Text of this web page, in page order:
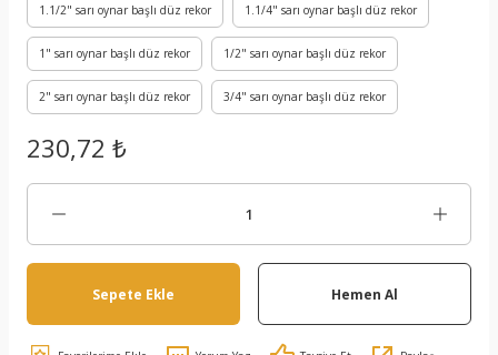
1.1/2" sarı oynar başlı düz rekor 1.1/4" sarı oynar başlı düz rekor
1" sarı oynar başlı düz rekor 1/2" sarı oynar başlı düz rekor
2" sarı oynar başlı düz rekor 3/4" sarı oynar başlı düz rekor
230,72 ₺
Sepete Ekle Hemen Al